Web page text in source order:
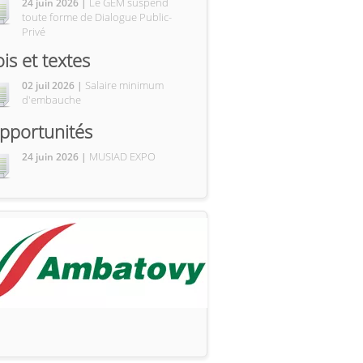
24 juin 2026 |
toute forme de Dialogue Public-
Privé
et textes
02 juil 2026 | Salaire minimum
d'embauche
24 juin 2026 | MUSIAD EXPO